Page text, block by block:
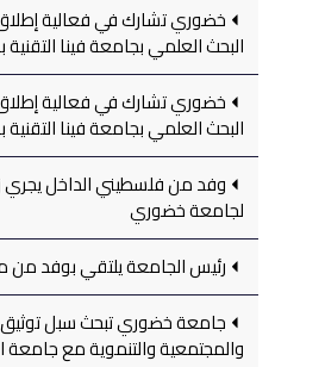
خضوري تشارك في فعالية
البحث العلمي بجامعة فينا التقنية
خضوري تشارك في فعالية
البحث العلمي بجامعة فينا التقنية
وفد من فلسطيني الداخل يجري
لجامعة خضوري
رئيس الجامعة يلتقي بوفد من
جامعة خضوري تبحث سبل توثيق
والمجتمعية والتنموية مع جامعة